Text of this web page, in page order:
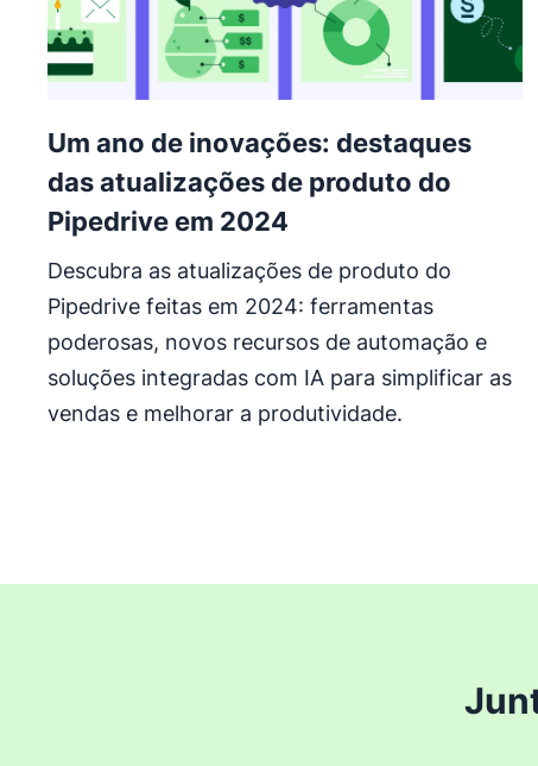
Um ano de inovações: destaques
das atualizações de produto do
Pipedrive em 2024
Descubra as atualizações de produto do
Pipedrive feitas em 2024: ferramentas
poderosas, novos recursos de automação e
soluções integradas com IA para simplificar as
vendas e melhorar a produtividade.